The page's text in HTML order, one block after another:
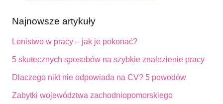
Najnowsze artykuły
Lenistwo w pracy – jak je pokonać?
5 skutecznych sposobów na szybkie znalezienie pracy
Dlaczego nikt nie odpowiada na CV? 5 powodów
Zabytki województwa zachodniopomorskiego